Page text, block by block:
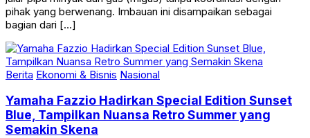
pihak yang berwenang. Imbauan ini disampaikan sebagai
bagian dari […]
Berita Ekonomi & Bisnis Nasional
Yamaha Fazzio Hadirkan Special Edition Sunset
Blue, Tampilkan Nuansa Retro Summer yang
Semakin Skena